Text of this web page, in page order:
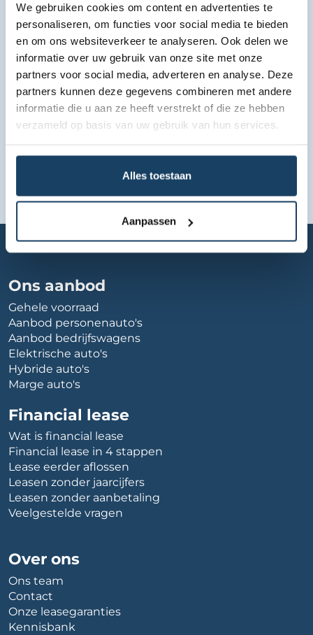
We gebruiken cookies om content en advertenties te
personaliseren, om functies voor social media te bieden
en om ons websiteverkeer te analyseren. Ook delen we
informatie over uw gebruik van onze site met onze
partners voor social media, adverteren en analyse. Deze
partners kunnen deze gegevens combineren met andere
informatie die u aan ze heeft verstrekt of die ze hebben
verzameld op basis van uw gebruik van hun services.
Alles toestaan
Aanpassen
Bekijk lease aanbod
Home Autobedrijf autobedrijf-wessels-dedemsvaart-bv
Ons aanbod
Gehele voorraad
Aanbod personenauto's
Aanbod bedrijfswagens
Elektrische auto's
Hybride auto's
Marge auto's
Financial lease
Wat is financial lease
Financial lease in 4 stappen
Lease eerder aflossen
Leasen zonder jaarcijfers
Leasen zonder aanbetaling
Veelgestelde vragen
Over ons
Ons team
Contact
Onze leasegaranties
Kennisbank